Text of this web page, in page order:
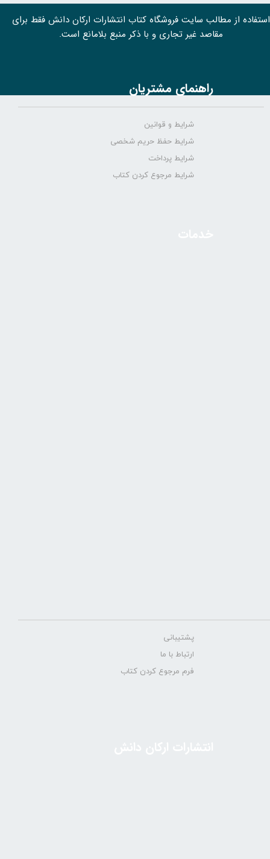
استفاده از مطالب سايت فروشگاه کتاب انتشارات ارکان دانش فقط برای
مقاصد غیر تجاری و با ذکر منبع بلامانع است.
راهنمای مشتریان
شرایط و قوانین
شرایط حفظ حریم شخصی
شرایط پرداخت
شرایط مرجوع کردن کتاب
پشتیبانی
ارتباط با ما
فرم مرجوع کردن کتاب